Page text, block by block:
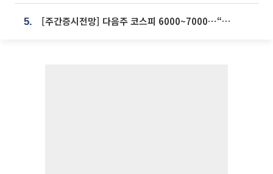
5. [주간증시전망] 다음주 코스피 6000~7000⋯“外人 수급은 정책이 변수”